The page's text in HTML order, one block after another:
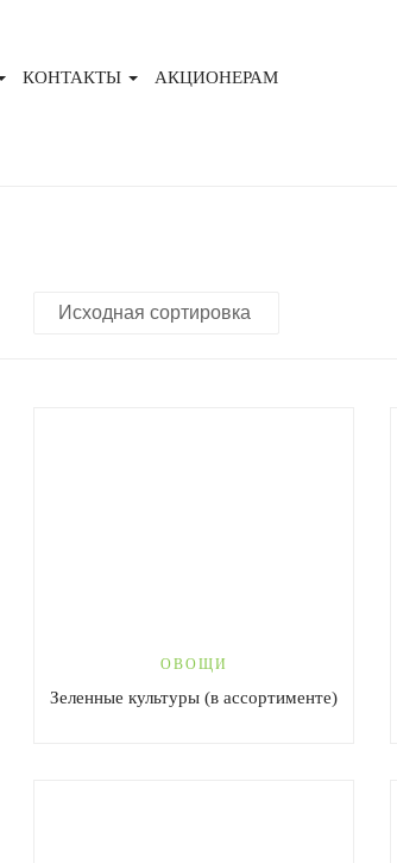
КОНТАКТЫ АКЦИОНЕРАМ
ОВОЩИ
Зеленные культуры (в ассортименте)